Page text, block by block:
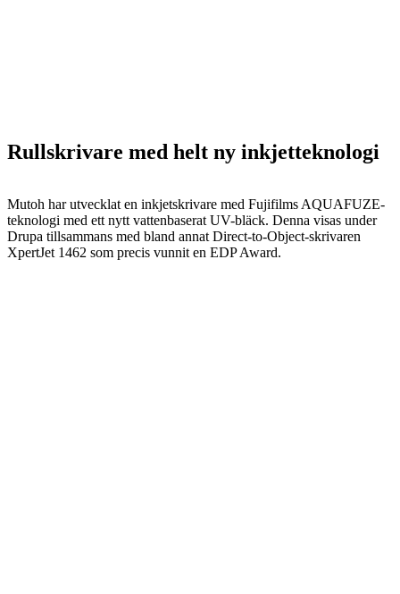
Rullskrivare med helt ny inkjetteknologi
Mutoh har utvecklat en inkjetskrivare med Fujifilms AQUAFUZE-
teknologi med ett nytt vattenbaserat UV-bläck. Denna visas under
Drupa tillsammans med bland annat Direct-to-Object-skrivaren
XpertJet 1462 som precis vunnit en EDP Award.